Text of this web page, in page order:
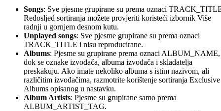
Songs: Sve pjesme grupirane su prema oznaci
Redosljed sortiranja možete provjeriti koristeći izbornik Više
radnji u gornjem desnom kutu.
Unplayed songs: Sve pjesme grupirane su prema oznaci
TRACK_TITLE i nisu reproducirane.
Albums: Pjesme su grupirane prema oznaci ALBUM_NAME,
dok se oznake izvođača, albuma izvođača i skladatelja
preskakuju. Ako imate nekoliko albuma s istim nazivom, ali
različitim izvođačima, razmotrite korištenje sortiranja Exclusive
Albums opisanog u nastavku.
Album Artists: Pjesme su grupirane samo prema
ALBUM_ARTIST_TAG.